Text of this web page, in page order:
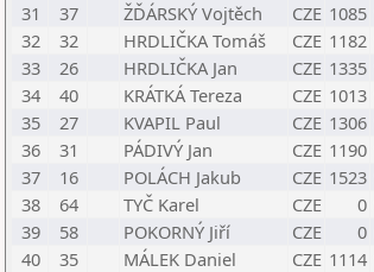
31
37 ŽĎÁRSKÝ Vojtěch CZE 1085
32
32 HRDLIČKA Tomáš CZE 1182
33
26 HRDLIČKA Jan CZE 1335
34
40 KRÁTKÁ Tereza CZE 1013
35
27 KVAPIL Paul CZE 1306
36
31 PÁDIVÝ Jan CZE 1190
37
16 POLÁCH Jakub CZE 1523
38
64 TYČ Karel CZE 0
39
58 POKORNÝ Jiří CZE 0
40
35 MÁLEK Daniel CZE 1114